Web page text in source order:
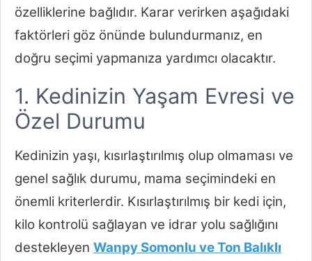
özelliklerine bağlıdır. Karar verirken aşağıdaki
faktörleri göz önünde bulundurmanız, en
doğru seçimi yapmanıza yardımcı olacaktır.
1. Kedinizin Yaşam Evresi ve
Özel Durumu
Kedinizin yaşı, kısırlaştırılmış olup olmaması ve
genel sağlık durumu, mama seçimindeki en
önemli kriterlerdir. Kısırlaştırılmış bir kedi için,
kilo kontrolü sağlayan ve idrar yolu sağlığını
destekleyen Wanpy Somonlu ve Ton Balıklı